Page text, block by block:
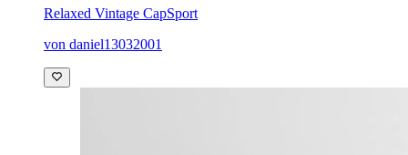
Relaxed Vintage CapSport
von daniel13032001